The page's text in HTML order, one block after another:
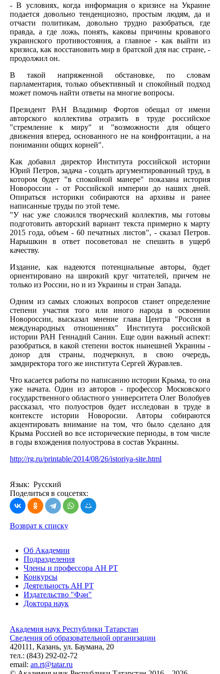
- В условиях, когда информация о кризисе на Украине
подается довольно тенденциозно, простым людям, да и
отчасти политикам, довольно трудно разобраться, где
правда, а где ложь, понять, каковы причины кровавого
украинского противостояния, а главное - как выйти из
кризиса, как восстановить мир в братской для нас стране, -
продолжил он.
В такой напряженной обстановке, по словам
парламентария, только объективный и спокойный подход
может помочь найти ответы на многие вопросы.
Президент РАН Владимир Фортов обещал от имени
авторского коллектива отразить в труде российское
"стремление к миру" и "возможности для общего
движения вперед, основанного не на конфронтации, а на
понимании общих корней".
Как добавил директор Института российской истории
Юрий Петров, задача - создать аргументированный труд, в
котором будет "в спокойной манере" показана история
Новороссии - от Российской империи до наших дней.
Опираться историки собираются на архивы и ранее
написанные труды по этой теме.
"У нас уже сложился творческий коллектив, мы готовы
подготовить авторский вариант текста примерно к марту
2015 года, объем - 60 печатных листов", - сказал Петров.
Нарышкин в ответ посоветовал не спешить в ущерб
качеству.
Издание, как надеются потенциальные авторы, будет
ориентировано на широкий круг читателей, причем не
только из России, но и из Украины и стран Запада.
Одним из самых сложных вопросов станет определение
степени участия того или иного народа в освоении
Новороссии, высказал мнение глава Центра "Россия в
международных отношениях" Института российской
истории РАН Геннадий Санин. Еще один важный аспект:
разобраться, в какой степени восток нынешней Украины -
донор для страны, подчеркнул, в свою очередь,
замдиректора того же института Сергей Журавлев.
Что касается работы по написанию истории Крыма, то она
уже начата. Один из авторов - профессор Московского
государственного областного университета Олег Волобуев
рассказал, что полуостров будет исследован в труде в
контексте истории Новоросии. Авторы собираются
акцентировать внимание на том, что было сделано для
Крыма Россией во все исторические периоды, в том числе
в годы вхождения полуострова в состав Украины.
http://rg.ru/printable/2014/08/26/istoriya-site.html
Язык: Русский
Поделиться в соцсетях:
Возврат к списку
Об Академии
Подразделения
Члены и профессора АН РТ
Конкурсы
Деятельность АН РТ
Издательство "Фән"
Доктора наук
Академия наук Республики Татарстан
Сведения об образовательной организации
420111, Казань, ул. Баумана, 20
тел.: (843) 292-02-72
email: an.rt@tatar.ru